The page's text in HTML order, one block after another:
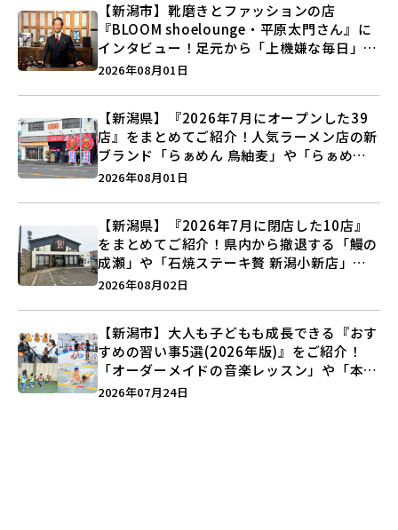
【新潟市】靴磨きとファッションの店
『BLOOM shoelounge・平原太門さん』に
インタビュー！足元から「上機嫌な毎日」を
つくる装いの提案とは？
2026年08月01日
【新潟県】『2026年7月にオープンした39
店』をまとめてご紹介！人気ラーメン店の新
ブランド「らぁめん 鳥紬麦」や「らぁめん
しょうがの空」など盛りだくさん♪
2026年08月01日
【新潟県】『2026年7月に閉店した10店』
をまとめてご紹介！県内から撤退する「鰻の
成瀬」や「石焼ステーキ贅 新潟小新店」が
営業に幕…。
2026年08月02日
【新潟市】大人も子どもも成長できる『おす
すめの習い事5選(2026年版)』をご紹介！
「オーダーメイドの音楽レッスン」や「本格
キックボクシング」で新しい自分を見つけよ
2026年07月24日